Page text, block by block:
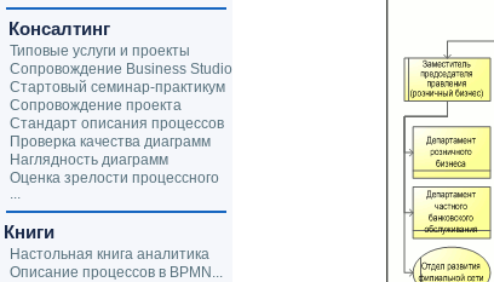
Консалтинг
Типовые услуги и проекты
Сопровождение Business Studio
Стартовый семинар-практикум
Сопровождение проекта
Стандарт описания процессов
Проверка качества диаграмм
Наглядность диаграмм
Оценка зрелости процессного
...
Книги
Настольная книга аналитика
Описание процессов в BPMN...